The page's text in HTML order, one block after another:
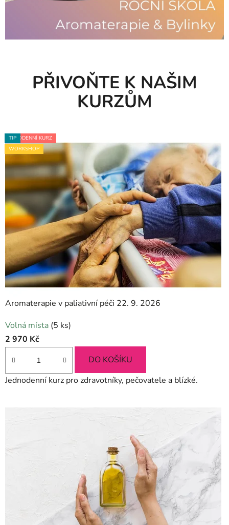
y
PŘIVOŇTE K NAŠIM
KURZŮM
Aromaterapie v paliativní péči 22. 9. 2026
Volná místa (5 ks)
2 970 Kč
DO KOŠÍKU
Jednodenní kurz pro zdravotníky, pečovatele a blízké.
CELODENNÍ KURZ
WORKSHOP
TIP